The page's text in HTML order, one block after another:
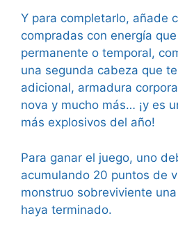
Y para completarlo, añade
compradas con energía
permanente o temporal,
una segunda cabeza que
adicional, armadura
nova y mucho más… ¡y es
más explosivos del año!
Para ganar el juego, uno
acumulando 20 puntos de
monstruo sobreviviente
haya terminado.